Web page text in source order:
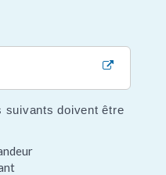
suivants doivent être